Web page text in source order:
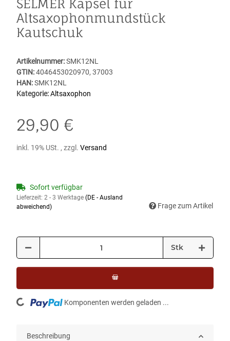
SELMER Kapsel für
Altsaxophonmundstück
Kautschuk
Artikelnummer:SMK12NL
GTIN:4046453020970, 37003
HAN:SMK12NL
Kategorie:Altsaxophon
29,90 €
inkl. 19% USt. , zzgl. Versand
Sofort verfügbar
Lieferzeit: 2 - 3 Werktage (DE - Ausland
abweichend)
Frage zum Artikel
Stk
Loading... Komponenten werden geladen ...
Beschreibung